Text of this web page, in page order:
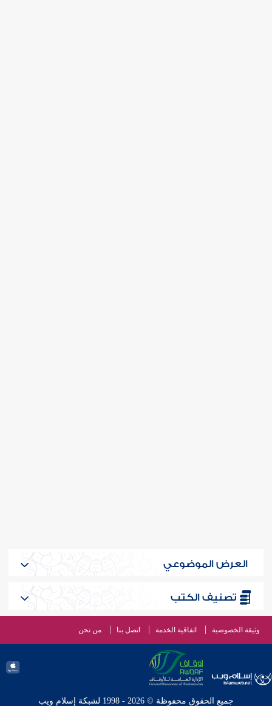
العرض الموضوعي
تصنيف الكتب
وثيقة الخصوصية اتفاقية الخدمة اتصل بنا من نحن
جميع الحقوق محفوظة © 2026 - 1998 لشبكة إسلام ويب